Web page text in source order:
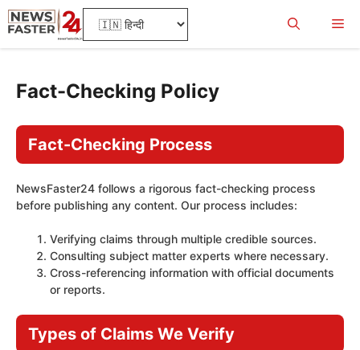
Skip
to
Fact-Checking Policy
Fact-Checking Process
NewsFaster24 follows a rigorous fact-checking process
before publishing any content. Our process includes:
Verifying claims through multiple credible sources.
Consulting subject matter experts where necessary.
Cross-referencing information with official documents
or reports.
Types of Claims We Verify